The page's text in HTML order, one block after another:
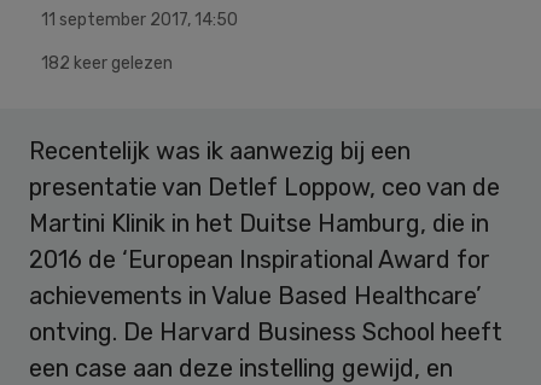
11 september 2017, 14:50
182 keer gelezen
Recentelijk was ik aanwezig bij een
presentatie van Detlef Loppow, ceo van de
Martini Klinik in het Duitse Hamburg, die in
2016 de ‘European Inspirational Award for
achievements in Value Based Healthcare’
ontving. De Harvard Business School heeft
een case aan deze instelling gewijd, en